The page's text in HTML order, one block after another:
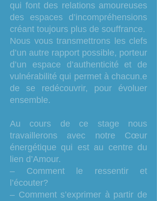
qui font des relations amoureuses
des espaces d’incompréhensions
créant toujours plus de souffrance.
Nous vous transmettrons les clefs
d’un autre rapport possible, porteur
d’un espace d’authenticité et de
vulnérabilité qui permet à chacun.e
de se redécouvrir, pour évoluer
ensemble.
Au cours de ce stage nous
travaillerons avec notre Cœur
énergétique qui est au centre du
lien d’Amour.
– Comment le ressentir et
l’écouter?
– Comment s’exprimer à partir de